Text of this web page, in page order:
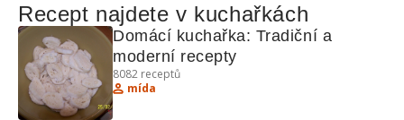
Recept najdete v kuchařkách
Domácí kuchařka: Tradiční a
moderní recepty
8082 receptů
mída